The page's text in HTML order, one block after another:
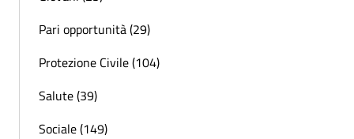
Pari opportunità (29)
Protezione Civile (104)
Salute (39)
Sociale (149)